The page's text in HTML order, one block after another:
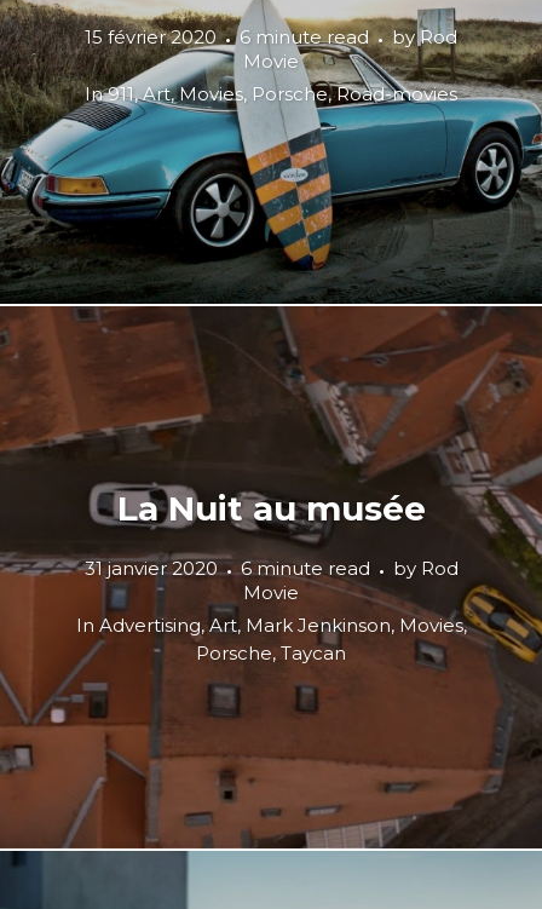
15 février 2020 6 minute read byRod
Movie
In911,Art,Movies, Porsche,Road-movies
La Nuit au musée
31 janvier 2020 6 minute read by Rod
Movie
In Advertising,Art, Mark Jenkinson, Movies,
Porsche, Taycan